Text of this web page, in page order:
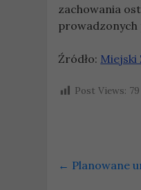
zachowania
prowadzonych
Źródło: Miejski
Post Views: 79
← Planowane